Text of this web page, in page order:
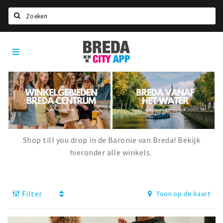
Home
Agenda
Deals
Party pics
Nieuws, interviews & blogs
Recreatief
Breda
City
App
Shop till you drop in de Baronie van Breda! Bekijk
hieronder alle winkels.
Filter Toon op de kaart